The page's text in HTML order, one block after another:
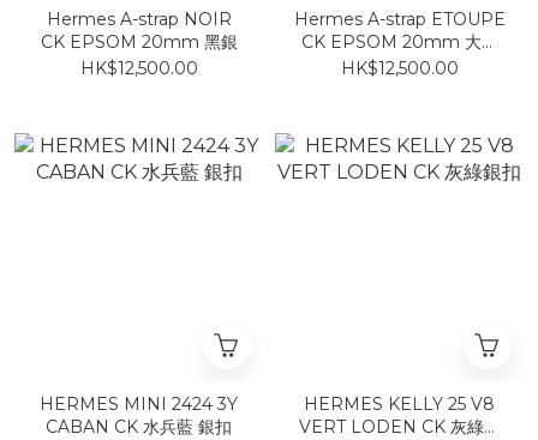
Hermes A-strap NOIR
CK EPSOM 20mm 黑銀
HK$12,500.00
Hermes A-strap ETOUPE
CK EPSOM 20mm 大象
灰銀
HK$12,500.00
HERMES MINI 2424 3Y
CABAN CK 水兵藍 銀扣
HERMES KELLY 25 V8
VERT LODEN CK 灰綠銀